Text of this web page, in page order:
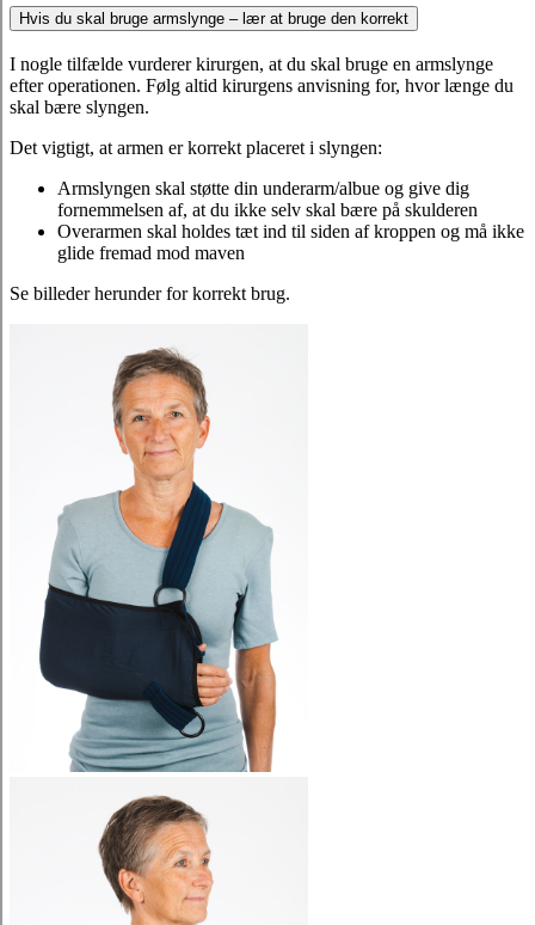
Hvis du skal bruge armslynge – lær at bruge den korrekt
I nogle tilfælde vurderer kirurgen, at du skal bruge en armslynge
efter operationen. Følg altid kirurgens anvisning for, hvor længe du
skal bære slyngen.
Det vigtigt, at armen er korrekt placeret i slyngen:
Armslyngen skal støtte din underarm/albue og give dig
fornemmelsen af, at du ikke selv skal bære på skulderen
Overarmen skal holdes tæt ind til siden af kroppen og må ikke
glide fremad mod maven
Se billeder herunder for korrekt brug.